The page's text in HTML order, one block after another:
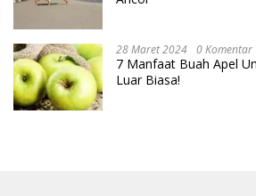
28 Maret 2024 0 Komentar
7 Manfaat Buah Apel
Luar Biasa!